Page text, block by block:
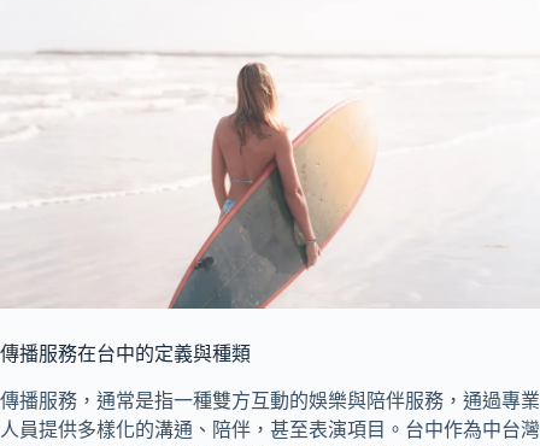
傳播服務在台中的定義與種類
傳播服務，通常是指一種雙方互動的娛樂與陪伴服務，通過專業
人員提供多樣化的溝通、陪伴，甚至表演項目。台中作為中台灣